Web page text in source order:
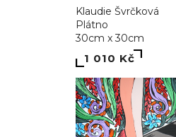
Klaudie Švrčková
Plátno
30cm x 30cm
1 010 Kč